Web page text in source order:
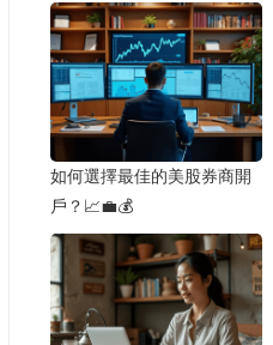
如何選擇最佳的美股券商開
戶？📈💼💰